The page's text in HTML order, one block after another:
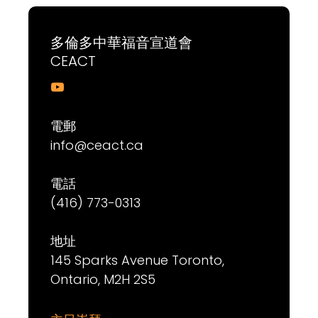
多倫多中華福音宣道會
CEACT

電郵
info@ceact.ca
電話
(416) 773-0313
地址
145 Sparks Avenue Toronto,
Ontario, M2H 2S5